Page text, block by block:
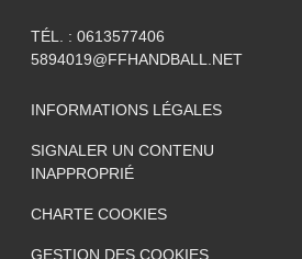
TÉL. : 0613577406
5894019@FFHANDBALL.NET
INFORMATIONS LÉGALES
SIGNALER UN CONTENU
INAPPROPRIÉ
CHARTE COOKIES
GESTION DES COOKIES